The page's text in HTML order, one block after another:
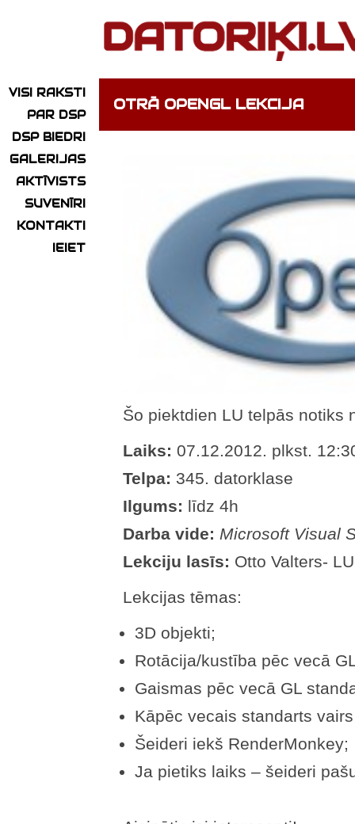
VISI RAKSTI
PAR DSP
DSP BIEDRI
GALERIJAS
AKTĪVISTS
SUVENĪRI
KONTAKTI
IEIET
OTRĀ OPENGL LEKCIJA
Šo piektdien LU telpās notiks
Laiks: 07.12.2012. plkst.
Telpa: 345. datorklase
Ilgums: līdz 4h
Darba vide: Microsoft Visual
Lekciju lasīs: Otto Valters-
Lekcijas tēmas:
3D objekti;
Rotācija/kustība pēc vecā
Gaismas pēc vecā GL
Kāpēc vecais standarts
Šeideri iekš RenderMonkey;
Ja pietiks laiks – šeideri